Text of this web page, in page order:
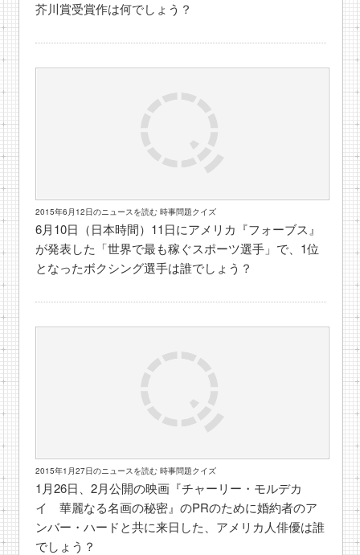
芥川賞受賞作は何でしょう？
2015年6月12日のニュースを読む 時事問題クイズ
6月10日（日本時間）11日にアメリカ『フォーブス』
が発表した「世界で最も稼ぐスポーツ選手」で、1位
となったボクシング選手は誰でしょう？
2015年1月27日のニュースを読む 時事問題クイズ
1月26日、2月公開の映画『チャーリー・モルデカ
イ 華麗なる名画の秘密』のPRのために婚約者のア
ンバー・ハードと共に来日した、アメリカ人俳優は誰
でしょう？